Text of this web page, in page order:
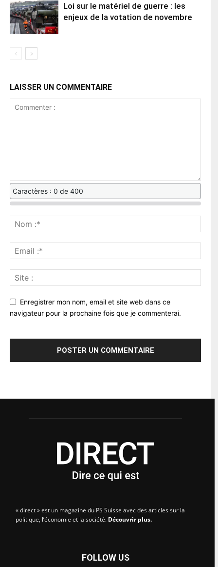
Loi sur le matériel de guerre : les
enjeux de la votation de novembre
LAISSER UN COMMENTAIRE
Caractères : 0 de 400
Enregistrer mon nom, email et site web dans ce
navigateur pour la prochaine fois que je commenterai.
« direct » est un magazine du PS Suisse avec des articles sur la
politique, l’économie et la société. Découvrir plus.
FOLLOW US